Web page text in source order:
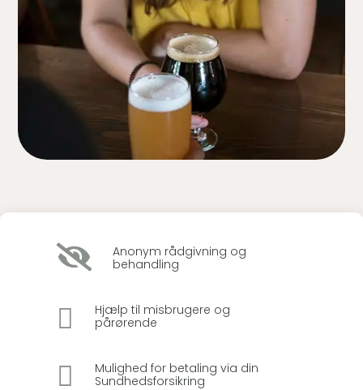

Anonym rådgivning og
behandling

Hjælp til misbrugere og
pårørende

Mulighed for betaling via din
Sundhedsforsikring